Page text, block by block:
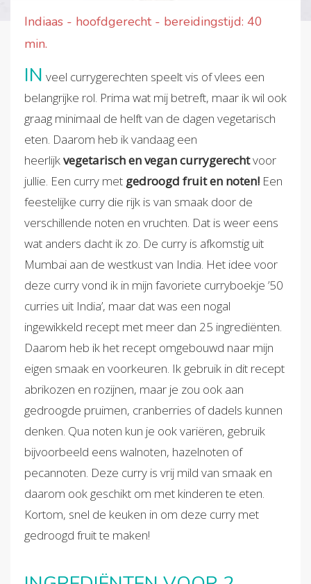
Indiaas - hoofdgerecht - bereidingstijd: 40
min.
IN veel currygerechten speelt vis of vlees een
belangrijke rol. Prima wat mij betreft, maar ik wil ook
graag minimaal de helft van de dagen vegetarisch
eten. Daarom heb ik vandaag een
heerlijkvegetarisch en vegan currygerechtvoor
jullie. Een curry met gedroogd fruit en noten! Een
feestelijke curry die rijk is van smaak door de
verschillende noten en vruchten. Dat is weer eens
wat anders dacht ik zo. De curry is afkomstig uit
Mumbai aan de westkust van India. Het idee voor
deze curry vond ik in mijn favoriete curryboekje ’50
curries uit India’, maar dat was een nogal
ingewikkeld recept met meer dan 25 ingrediënten.
Daarom heb ik het recept omgebouwd naar mijn
eigen smaak en voorkeuren. Ik gebruik in dit recept
abrikozen en rozijnen, maar je zou ook aan
gedroogde pruimen, cranberries of dadels kunnen
denken. Qua noten kun je ook variëren, gebruik
bijvoorbeeld eens walnoten, hazelnoten of
pecannoten. Deze curry is vrij mild van smaak en
daarom ook geschikt om met kinderen te eten.
Kortom, snel de keuken in om deze curry met
gedroogd fruit te maken!